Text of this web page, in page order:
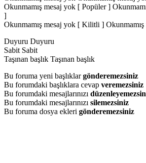
Okunmamış mesaj yok [ Popüler ]
]
Okunmamış mesaj yok [ Kilitli ]
Duyuru Duyuru
Sabit Sabit
Taşınan başlık Taşınan başlık
Bu foruma yeni başlıklargönderemezsiniz
Bu forumdaki başlıklara cevap veremezsiniz
Bu forumdaki mesajlarınızı
Bu forumdaki mesajlarınızı silemezsiniz
Bu foruma dosya ekleri gönderemezsiniz